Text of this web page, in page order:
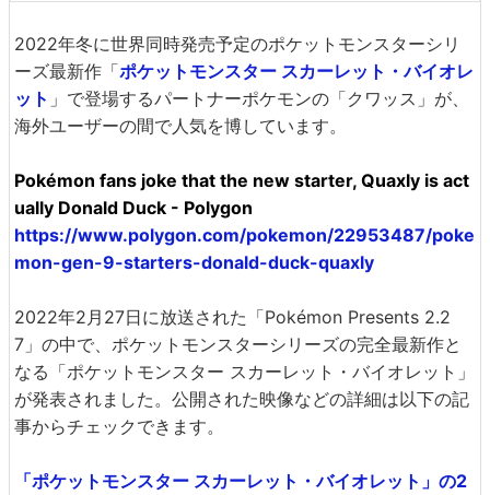
2022年冬に世界同時発売予定のポケットモンスターシリ
ーズ最新作「ポケットモンスター スカーレット・バイオレ
ット 」で登場するパートナーポケモンの「クワッス」が、
海外ユーザーの間で人気を博しています。
Pokémon fans joke that the new starter, Quaxly is act
ually Donald Duck - Polygon
https://www.polygon.com/pokemon/22953487/poke
mon-gen-9-starters-donald-duck-quaxly
2022年2月27日に放送された「Pokémon Presents 2.2
7」の中で、ポケットモンスターシリーズの完全最新作と
なる「ポケットモンスター スカーレット・バイオレット」
が発表されました。公開された映像などの詳細は以下の記
事からチェックできます。
「ポケットモンスター スカーレット・バイオレット」の2